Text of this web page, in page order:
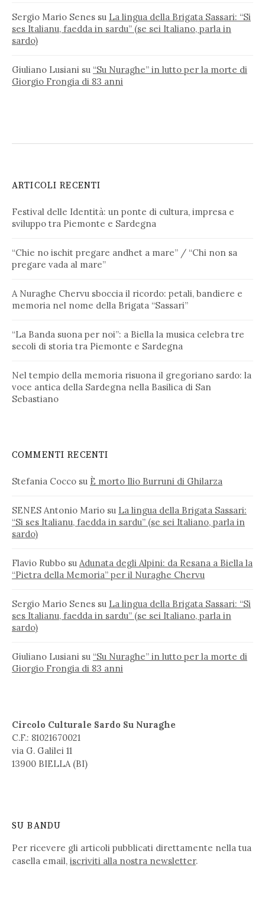
Sergio Mario Senes su La lingua della Brigata Sassari: “Si
ses Italianu, faedda in sardu” (se sei Italiano, parla in
sardo)
Giuliano Lusiani su “Su Nuraghe” in lutto per la morte di
Giorgio Frongia di 83 anni
ARTICOLI RECENTI
Festival delle Identità: un ponte di cultura, impresa e
sviluppo tra Piemonte e Sardegna
“Chie no ischit pregare andhet a mare” / “Chi non sa
pregare vada al mare”
A Nuraghe Chervu sboccia il ricordo: petali, bandiere e
memoria nel nome della Brigata “Sassari”
“La Banda suona per noi”: a Biella la musica celebra tre
secoli di storia tra Piemonte e Sardegna
Nel tempio della memoria risuona il gregoriano sardo: la
voce antica della Sardegna nella Basilica di San
Sebastiano
COMMENTI RECENTI
Stefania Cocco su È morto Ilio Burruni di Ghilarza
SENES Antonio Mario su La lingua della Brigata Sassari:
“Si ses Italianu, faedda in sardu” (se sei Italiano, parla in
sardo)
Flavio Rubbo su Adunata degli Alpini: da Resana a Biella la
“Pietra della Memoria” per il Nuraghe Chervu
Sergio Mario Senes su La lingua della Brigata Sassari: “Si
ses Italianu, faedda in sardu” (se sei Italiano, parla in
sardo)
Giuliano Lusiani su “Su Nuraghe” in lutto per la morte di
Giorgio Frongia di 83 anni
Circolo Culturale Sardo Su Nuraghe
C.F.: 81021670021
via G. Galilei 11
13900 BIELLA (BI)
SU BANDU
Per ricevere gli articoli pubblicati direttamente nella tua
casella email, iscriviti alla nostra newsletter.